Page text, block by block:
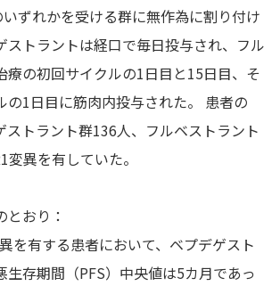
ずれかを受ける群に無作為に割り付け
ストラントは経口で毎日投与され、フル
療の初回サイクルの1日目と15日目、そ
の1日目に筋肉内投与された。 患者の
ストラント群136人、フルベストラント
変異を有していた。
おり：
を有する患者において、ベプデゲスト
生存期間（PFS）中央値は5カ月であっ